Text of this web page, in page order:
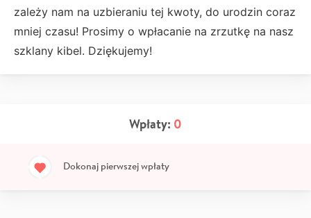
zależy nam na uzbieraniu tej kwoty, do urodzin coraz
mniej czasu! Prosimy o wpłacanie na zrzutkę na nasz
szklany kibel. Dziękujemy!
Wpłaty: 0
Dokonaj pierwszej wpłaty